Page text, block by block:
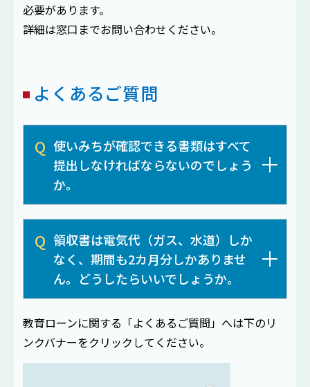
必要があります。
詳細は窓口までお問い合わせください。
よくあるご質問
使いみちが確認できる書類はすべて
提出しなければならないのでしょう
か。
領収書は電気代（ガス、水道）しか
なく、期間も2カ月分しかありませ
ん。どうしたらいいでしょうか。
教育ローンに関する「よくあるご質問」へは下のリ
ンクバナーをクリックしてください。